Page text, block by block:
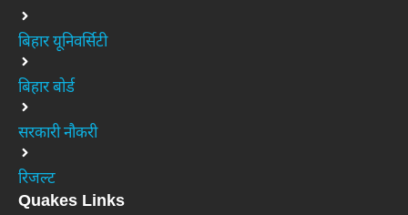
बिहार यूनिवर्सिटी
बिहार बोर्ड
सरकारी नौकरी
रिजल्ट
Quakes Links